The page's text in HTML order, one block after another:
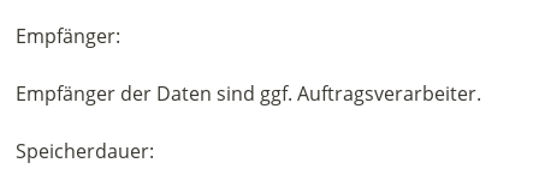
Empfänger:
Empfänger der Daten sind ggf. Auftragsverarbeiter.
Speicherdauer: